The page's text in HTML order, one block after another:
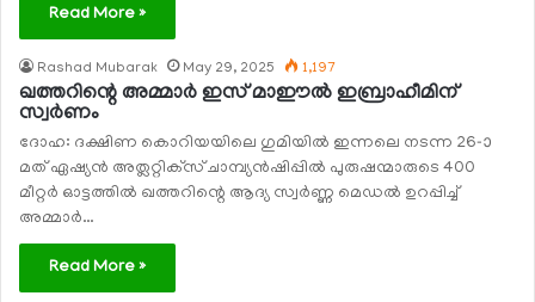
Read More »
Rashad Mubarak May 29, 2025 1,197
ഖത്തറിന്റെ അമ്മാര്‍ ഇസ് മാഈല്‍ ഇബ്രാഹീമിന്
സ്വര്‍ണം
ദോഹ: ദക്ഷിണ കൊറിയയിലെ ഗുമിയില്‍ ഇന്നലെ നടന്ന 26-ാ
മത് ഏഷ്യന്‍ അത്ലറ്റിക്‌സ് ചാമ്പ്യന്‍ഷിപ്പില്‍ പുരുഷന്മാരുടെ 400
മീറ്റര്‍ ഓട്ടത്തില്‍ ഖത്തറിന്റെ ആദ്യ സ്വര്‍ണ്ണ മെഡല്‍ ഉറപ്പിച്ച്
അമ്മാര്‍…
Read More »